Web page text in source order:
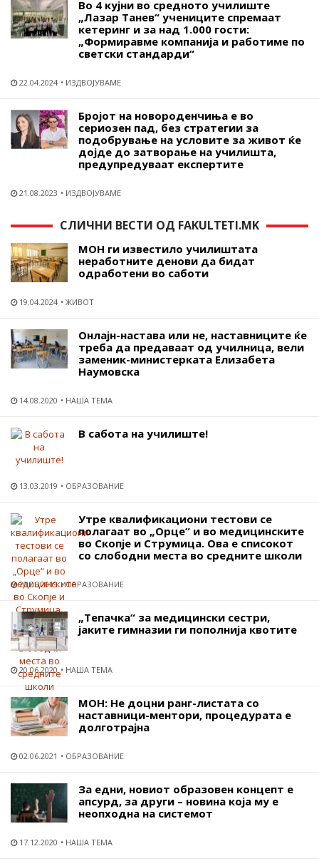
Во 4 кујни во средното училиште
„Лазар Танев“ учениците спремаат
кетеринг и за над 1.000 гости:
„Формиравме компанија и работиме по
светски стандарди“
22.04.2024 ИЗДВОЈУВАМЕ
Бројот на новороденчиња е во
сериозен пад, без стратегии за
подобрување на условите за живот ќе
дојде до затворање на училишта,
предупредуваат експертите
21.08.2023 ИЗДВОЈУВАМЕ
СЛИЧНИ ВЕСТИ ОД FAKULTETI.MK
МОН ги известило училиштата
неработните денови да бидат
одработени во саботи
19.04.2024 ЖИВОТ
Онлајн-настава или не, наставниците ќе
треба да предаваат од училница, вели
заменик-министерката Елизабета
Наумовска
14.08.2020 НАША ТЕМА
В сабота на училиште!
13.03.2019 ОБРАЗОВАНИЕ
Утре квалификациони тестови се
полагаат во „Орце“ и во медицинските
во Скопје и Струмица. Ова е списокот
со слободни места во средните школи
20.06.2019 ОБРАЗОВАНИЕ
„Тепачка“ за медицински сестри,
јаките гимназии ги пополнија квотите
20.06.2020 НАША ТЕМА
МОН: Не доцни ранг-листата со
наставници-ментори, процедурата е
долготрајна
02.06.2021 ОБРАЗОВАНИЕ
За едни, новиот образовен концепт е
апсурд, за други – новина која му е
неопходна на системот
17.12.2020 НАША ТЕМА